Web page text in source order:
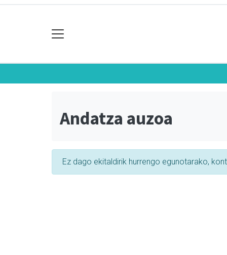
Andatza auzoa
Ez dago ekitaldirik hurrengo egunotarako,